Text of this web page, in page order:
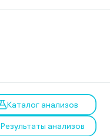
Каталог анализов
Результаты анализов